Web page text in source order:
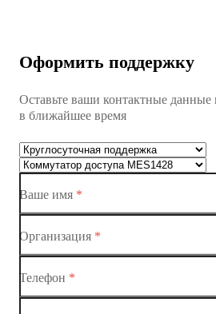
Коммутатор доступа
Коммутатор доступа
Коммутаторы доступа
Коммутатор доступа
Оформить поддержку
Оставьте ваши контактные
в ближайшее время
Ваше имя *
Организация *
Телефон *